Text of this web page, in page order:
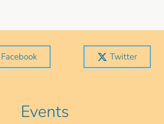
Facebook Twitter
Events